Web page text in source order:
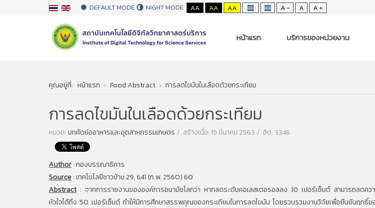
DEFAULT MODE NIGHT MODE AA AA AA A - A A +
หน้าแรก บริการของหน่วยงาน
คุณอยู่ที่: หน้าแรก Food Abstract การลดไขมันในเลือดด้วยกระเทียม
การลดไขมันในเลือดด้วยกระเทียม
หมวด:บทคัดย่ออาหารและอุตสาหกรรมเกษตร สร้างเมื่อ: 19 มีนาคม 2563 ฮิต: 3346
Author:กองบรรณาธิการ
Source:เทคโนโลยีชาวบ้าน 29, 641 (ก.พ. 2560) 60
Abstract: จากการรายงานขององค์การอนามัยโลกว่า หากลดระดับคอเลสเตอรอลลง 10 เปอร์เซ็นต์ สามารถลดควา
หัวใจได้ถึง 50 เปอร์เซ็นต์ ทำให้มีการศึกษาสรรพคุณของกระเทียมในการลดไขมัน โดยรวบรวมงานวิจัยเพื่อยืนยันฤทธิ์ข